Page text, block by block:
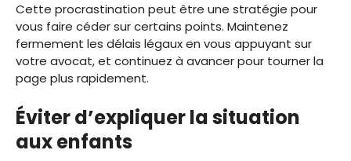
Cette procrastination peut être une stratégie pour
vous faire céder sur certains points. Maintenez
fermement les délais légaux en vous appuyant sur
votre avocat, et continuez à avancer pour tourner la
page plus rapidement.
Éviter d’expliquer la situation
aux enfants